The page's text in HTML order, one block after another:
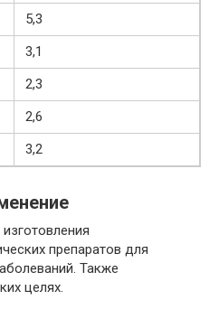
5,3
3,1
2,3
2,6
3,2
препаратов для
Также
целях.